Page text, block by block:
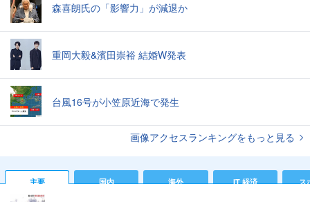
森喜朗氏の「影響力」が減退か
重岡大毅&濱田崇裕 結婚W発表
台風16号が小笠原近海で発生
画像アクセスランキングをもっと見る
主要 国内 海外 IT 経済 ス